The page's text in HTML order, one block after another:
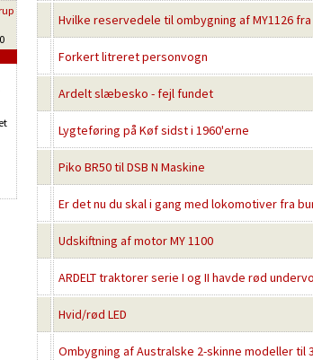
Hvilke reservedele til ombygning af MY1126
Forkert litreret personvogn
Ardelt slæbesko - fejl fundet
Lygteføring på Køf sidst i 1960'erne
Piko BR50 til DSB N Maskine
Er det nu du skal i gang med lokomotiver fra
Udskiftning af motor MY 1100
ARDELT traktorer serie I og II havde rød
Hvid/rød LED
Ombygning af Australske 2-skinne modeller til